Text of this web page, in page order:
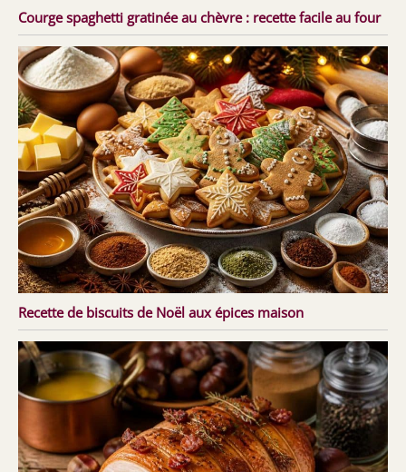
Courge spaghetti gratinée au chèvre : recette facile au four
Recette de biscuits de Noël aux épices maison